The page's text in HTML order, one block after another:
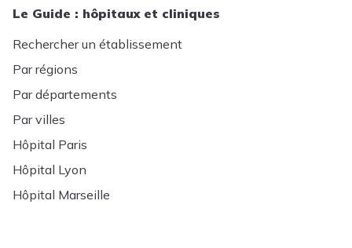
Le Guide : hôpitaux et cliniques
Rechercher un établissement
Par régions
Par départements
Par villes
Hôpital Paris
Hôpital Lyon
Hôpital Marseille